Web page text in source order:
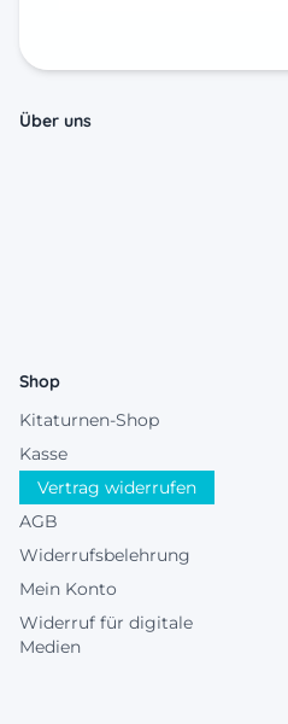
Über uns
Shop
Kitaturnen-Shop
Kasse
Vertrag widerrufen
AGB
Widerrufsbelehrung
Mein Konto
Widerruf für digitale
Medien